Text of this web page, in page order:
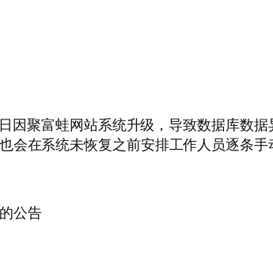
近日因聚富蛙网站系统升级，导致数据库
会在系统未恢复之前安排工作人员逐条手
公告